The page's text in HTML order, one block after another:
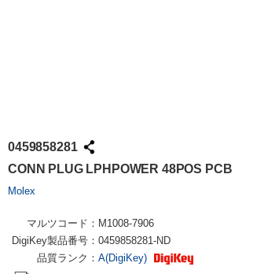
0459858281
CONN PLUG LPHPOWER 48POS PCB
Molex
マルツコード： M1008-7906
DigiKey製品番号： 0459858281-ND
品質ランク： A(DigiKey)